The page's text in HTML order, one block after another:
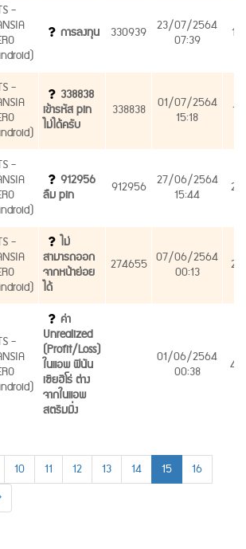
-
การลงทุน 330939 23/07/2564
07:39
- 338838
เข้ารหัส pin
ไม่ได้ครับ
338838 01/07/2564
15:18
-
912956
ลืม pin 912956 27/06/2564
15:44
- ไม่
สามารถออก
จากหน้าย่อย
ได้
274655 07/06/2564
00:13
-
ค่า
Unrealized
(Profit/Loss)
ในแอพ ฟินัน
เซียฮีโร่ ต่าง
จากในแอพ
สตรีมมิ่ง
01/06/2564
00:38
10 11 12 13 14 15
16